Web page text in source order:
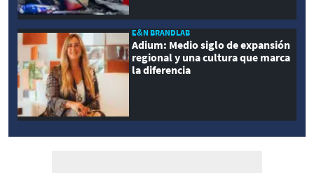
E&N BRANDLAB
Adium: Medio siglo de expansión
regional y una cultura que marca
la diferencia